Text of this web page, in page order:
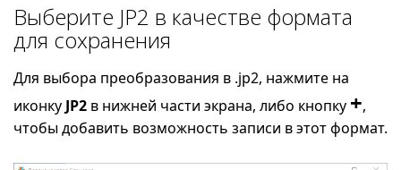
Выберите JP2 в качестве формата
для сохранения
Для выбора преобразования в .jp2, нажмите на
иконку JP2 в нижней части экрана, либо кнопку +,
чтобы добавить возможность записи в этот формат.